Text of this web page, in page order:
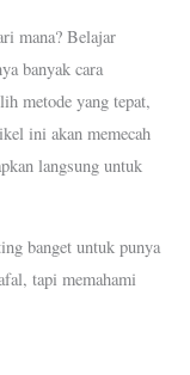
mana? Belajar
banyak cara
metode yang tepat,
ini akan memecah
langsung untuk
banget untuk punya
tapi memahami